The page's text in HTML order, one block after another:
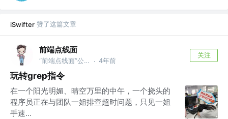
iSwifter 赞了这篇文章
前端点线面
“前端点线面”公号优先更新内容 · 4年前
关注
玩转grep指令
在一个阳光明媚、晴空万里的中午，一个挠头的
程序员正在与团队一姐排查超时问题，只见一姐
手速...